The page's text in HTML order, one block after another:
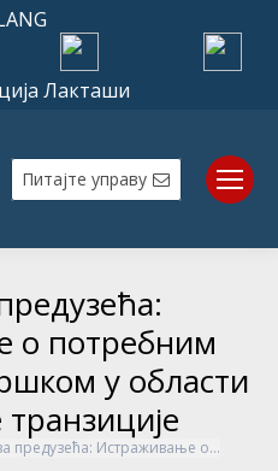
Питајте управу
о потребним
у области
транзиције
предузећа: Истраживање о…